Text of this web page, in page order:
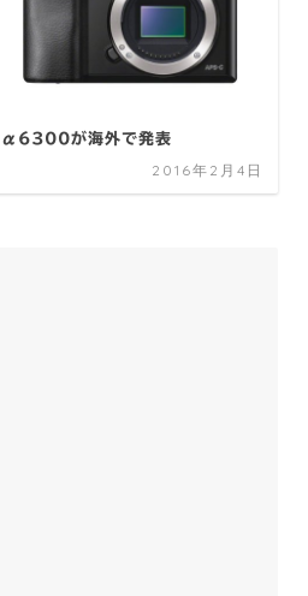
α6300が海外で発表
2016年2月4日